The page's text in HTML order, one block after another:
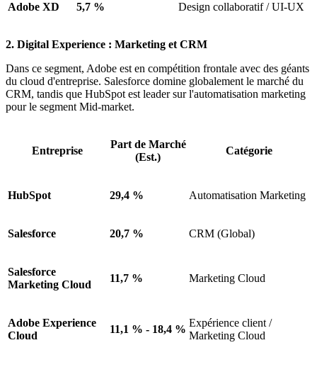
Adobe XD 5,7 % Design collaboratif / UI-UX
2. Digital Experience : Marketing et CRM
Dans ce segment, Adobe est en compétition frontale avec des géants
du cloud d'entreprise. Salesforce domine globalement le marché du
CRM, tandis que HubSpot est leader sur l'automatisation marketing
pour le segment Mid-market.
Entreprise
Part de Marché
(Est.)
Catégorie
HubSpot 29,4 % Automatisation Marketing
Salesforce 20,7 % CRM (Global)
Salesforce
Marketing Cloud
11,7 % Marketing Cloud
Adobe Experience
Cloud
11,1 % - 18,4 %
Expérience client /
Marketing Cloud